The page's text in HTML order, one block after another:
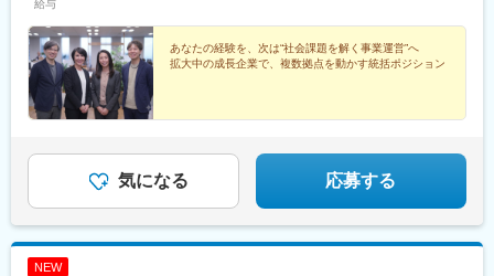
気軽にご相談ください。《養成期間後の勤務地》全国47都道府県
が対象※現在お住まいの地域又はジェネラルマネージャーと相談の
上決定《配属事業部について》障害福祉事業では「重度訪問介
護」と「グループホーム」、高齢者事業では「訪問介護事業」を
展開しています。配属に関しては、適性や条件等に応じて、配属
の事業部を決定。あなたの適性や能力を活かせる適切な部署でご
なる点はご相談ください。☆引越し手当支給・借り上げ社宅提供
あり（無料）
給与
あなたの経験を、次は“社会課題を解く事業運営”へ
拡大中の成長企業で、複数拠点を動かす統括ポジション
気になる 応募する
NEW